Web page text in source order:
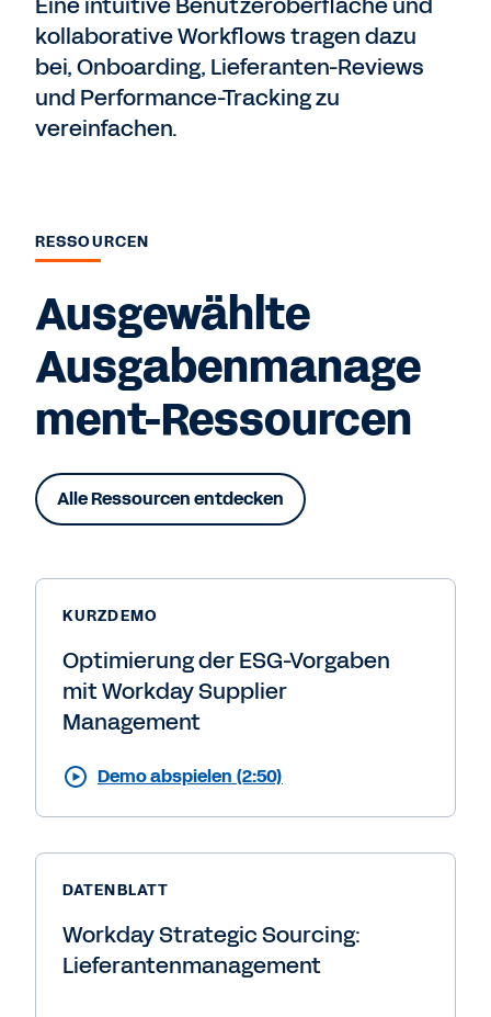
kollaborative Workflows tragen dazu
bei, Onboarding, Lieferanten-Reviews
und Performance-Tracking zu
vereinfachen.
RESSOURCEN
Ausgewählte
Ausgabenmanage
ment-Ressourcen
Alle Ressourcen entdecken
KURZDEMO
Optimierung der ESG-Vorgaben
mit Workday Supplier
Management
Demo abspielen (2:50)
DATENBLATT
Workday Strategic Sourcing:
Lieferantenmanagement